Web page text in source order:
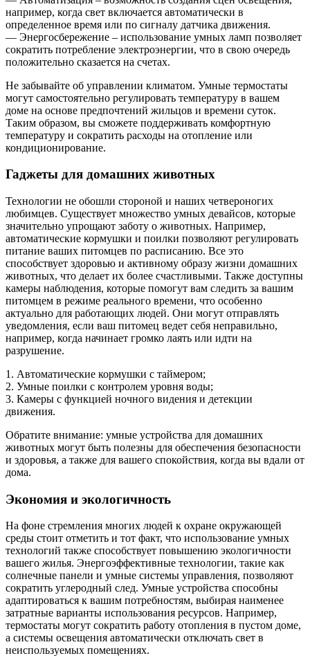
например, когда свет включается автоматически в
определенное время или по сигналу датчика движения.
— Энергосбережение – использование умных ламп позволяет
сократить потребление электроэнергии, что в свою очередь
положительно сказается на счетах.
Не забывайте об управлении климатом. Умные термостаты
могут самостоятельно регулировать температуру в вашем
доме на основе предпочтений жильцов и времени суток.
Таким образом, вы сможете поддерживать комфортную
температуру и сократить расходы на отопление или
кондиционирование.
Гаджеты для домашних животных
Технологии не обошли стороной и наших четвероногих
любимцев. Существует множество умных девайсов, которые
значительно упрощают заботу о животных. Например,
автоматические кормушки и поилки позволяют регулировать
питание ваших питомцев по расписанию. Все это
способствует здоровью и активному образу жизни домашних
животных, что делает их более счастливыми. Также доступны
камеры наблюдения, которые помогут вам следить за вашим
питомцем в режиме реального времени, что особенно
актуально для работающих людей. Они могут отправлять
уведомления, если ваш питомец ведет себя неправильно,
например, когда начинает громко лаять или идти на
разрушение.
1. Автоматические кормушки с таймером;
2. Умные поилки с контролем уровня воды;
3. Камеры с функцией ночного видения и детекции
движения.
Обратите внимание: умные устройства для домашних
животных могут быть полезны для обеспечения безопасности
и здоровья, а также для вашего спокойствия, когда вы вдали от
дома.
Экономия и экологичность
На фоне стремления многих людей к охране окружающей
среды стоит отметить и тот факт, что использование умных
технологий также способствует повышению экологичности
вашего жилья. Энергоэффективные технологии, такие как
солнечные панели и умные системы управления, позволяют
сократить углеродный след. Умные устройства способны
адаптироваться к вашим потребностям, выбирая наименее
затратные варианты использования ресурсов. Например,
термостаты могут сократить работу отопления в пустом доме,
а системы освещения автоматически отключать свет в
неиспользуемых помещениях.